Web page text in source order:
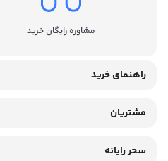
مشاوره رایگان خرید
راهنمای خرید
مشتریان
سحر رایانه